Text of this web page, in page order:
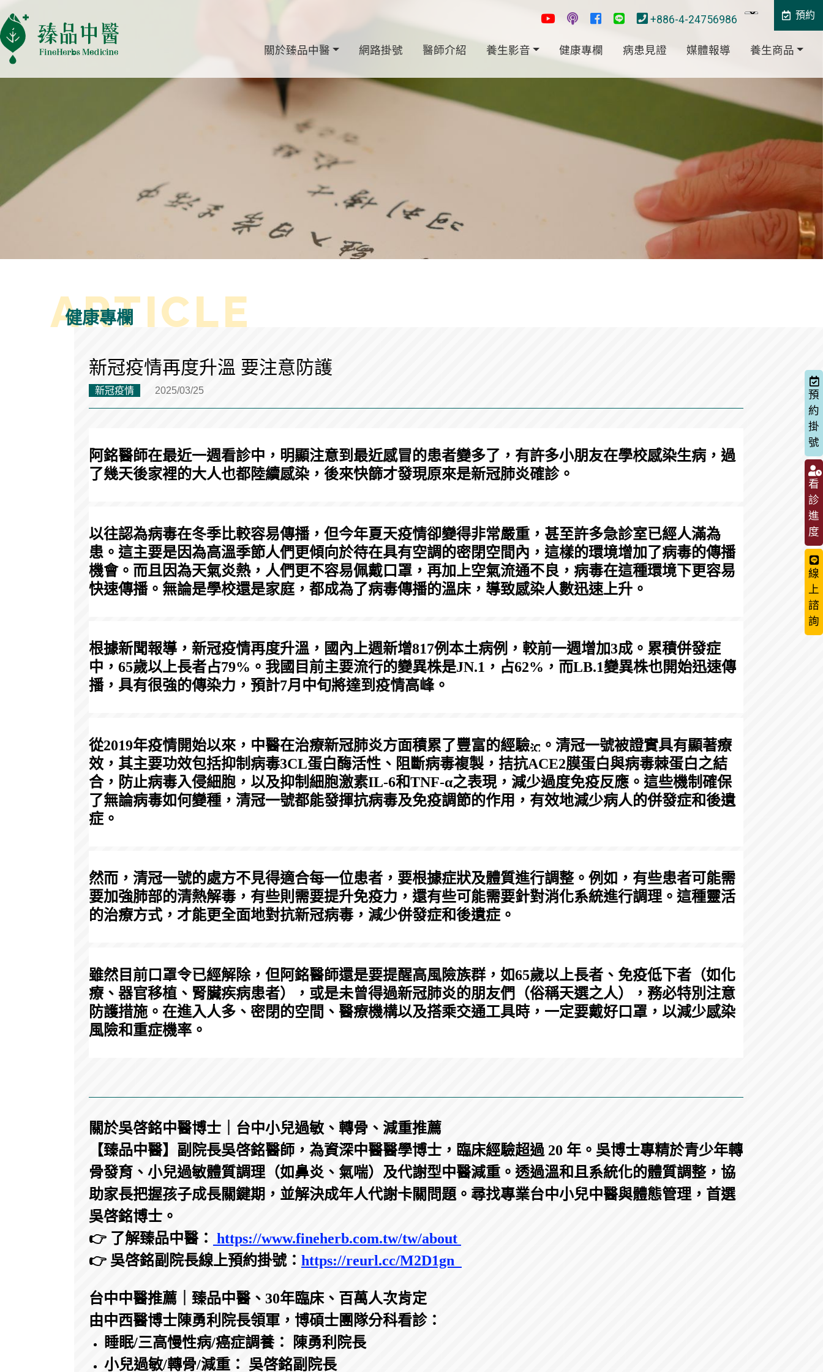
預約
+886-4-24756986
關於臻品中醫 網路掛號 醫師介紹 養生影音 健康專欄 病患見證 媒體報導 養生商品
預
約
掛
號
看
診
進
度
線
上
諮
詢
健康專欄
新冠疫情再度升溫 要注意防護
新冠疫情 2025/03/25
阿銘醫師在最近一週看診中，明顯注意到最近感冒的患者變多了，有許多小朋友在學校感染生病，過
了幾天後家裡的大人也都陸續感染，後來快篩才發現原來是新冠肺炎確診。
以往認為病毒在冬季比較容易傳播，但今年夏天疫情卻變得非常嚴重，甚至許多急診室已經人滿為
患。這主要是因為高溫季節人們更傾向於待在具有空調的密閉空間內，這樣的環境增加了病毒的傳播
機會。而且因為天氣炎熱，人們更不容易佩戴口罩，再加上空氣流通不良，病毒在這種環境下更容易
快速傳播。無論是學校還是家庭，都成為了病毒傳播的溫床，導致感染人數迅速上升。
根據新聞報導，新冠疫情再度升溫，國內上週新增817例本土病例，較前一週增加3成。累積併發症
中，65歲以上長者占79%。我國目前主要流行的變異株是JN.1，占62%，而LB.1變異株也開始迅速傳
播，具有很強的傳染力，預計7月中旬將達到疫情高峰。
從2019年疫情開始以來，中醫在治療新冠肺炎方面積累了豐富的經驗
。清冠一號被證實具有顯著療
效，其主要功效包括抑制病毒3CL蛋白酶活性、阻斷病毒複製，拮抗ACE2膜蛋白與病毒棘蛋白之結
合，防止病毒入侵細胞，以及抑制細胞激素IL-6和TNF-α之表現，減少過度免疫反應。這些機制確保
了無論病毒如何變種，清冠一號都能發揮抗病毒及免疫調節的作用，有效地減少病人的併發症和後遺
症。
然而，清冠一號的處方不見得適合每一位患者，要根據症狀及體質進行調整。例如，有些患者可能需
要加強肺部的清熱解毒，有些則需要提升免疫力，還有些可能需要針對消化系統進行調理。這種靈活
的治療方式，才能更全面地對抗新冠病毒，減少併發症和後遺症。
雖然目前口罩令已經解除，但阿銘醫師還是要提醒高風險族群，如65歲以上長者、免疫低下者（如化
療、器官移植、腎臟疾病患者），或是未曾得過新冠肺炎的朋友們（俗稱天選之人），務必特別注意
防護措施。在進入人多、密閉的空間、醫療機構以及搭乘交通工具時，一定要戴好口罩，以減少感染
風險和重症機率。
關於吳啓銘中醫博士｜台中小兒過敏、轉骨、減重推薦
【臻品中醫】副院長吳啓銘醫師，為資深中醫醫學博士，臨床經驗超過 20 年。吳博士專精於青少年轉
骨發育、小兒過敏體質調理（如鼻炎、氣喘）及代謝型中醫減重。透過溫和且系統化的體質調整，協
助家長把握孩子成長關鍵期，並解決成年人代謝卡關問題。尋找專業台中小兒中醫與體態管理，首選
吳啓銘博士。
👉 了解臻品中醫： https://www.fineherb.com.tw/tw/about
👉 吳啓銘副院長線上預約掛號： https://reurl.cc/M2D1gn
台中中醫推薦｜臻品中醫、30年臨床、百萬人次肯定
由中西醫博士陳勇利院長領軍，博碩士團隊分科看診：
睡眠/三高慢性病/癌症調養： 陳勇利院長
小兒過敏/轉骨/減重： 吳啓銘副院長